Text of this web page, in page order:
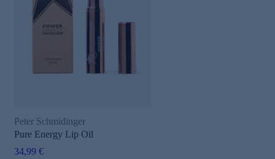
Peter Schmidinger
Pure Energy Lip Oil
34,99 €